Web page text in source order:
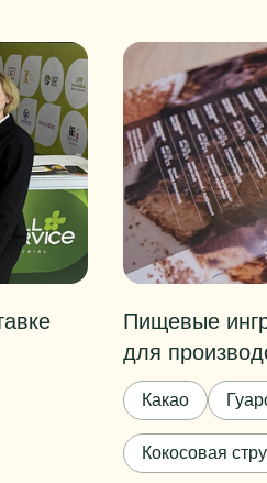
Пищевые
для
Какао
Кокосовая